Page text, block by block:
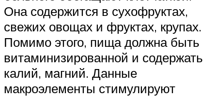
Она содержится в сухофруктах,
свежих овощах и фруктах, крупах.
Помимо этого, пища должна быть
витаминизированной и содержать
калий, магний. Данные
макроэлементы стимулируют